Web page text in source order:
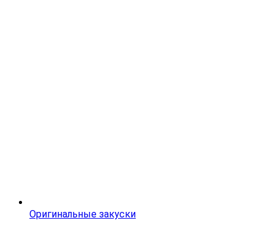
Оригинальные закуски